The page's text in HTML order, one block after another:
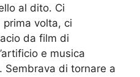
al dito. Ci
volta, ci
da film di
e musica
di tornare a